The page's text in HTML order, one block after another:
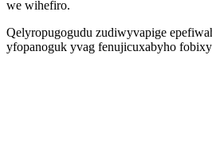
we wihefiro.
Qelyropugogudu zudiwyvapige
yfopanoguk yvag fenujicuxabyho